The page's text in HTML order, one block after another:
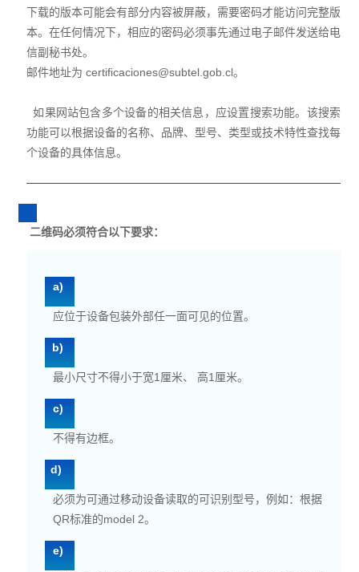
下载的版本可能会有部分内容被屏蔽，需要密码才能访问完整版
本。在任何情况下，相应的密码必须事先通过电子邮件发送给电
信副秘书处。
邮件地址为 certificaciones@subtel.gob.cl。
如果网站包含多个设备的相关信息，应设置搜索功能。该搜索
功能可以根据设备的名称、品牌、型号、类型或技术特性查找每
个设备的具体信息。
二维码必须符合以下要求：
a)
应位于设备包装外部任一面可见的位置。
b)
最小尺寸不得小于宽1厘米、 高1厘米。
c)
不得有边框。
d)
必须为可通过移动设备读取的可识别型号，例如：根据
QR标准的model 2。
e)